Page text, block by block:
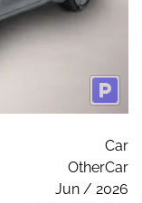
Car
OtherCar
Jun / 2026